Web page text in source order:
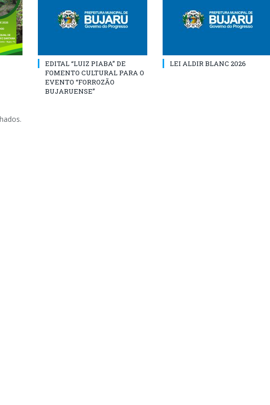
EDITAL “LUIZ PIABA” DE
FOMENTO CULTURAL PARA O
EVENTO “FORROZÃO
BUJARUENSE”
LEI ALDIR BLANC 2026